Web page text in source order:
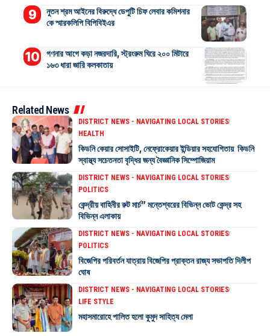
নুতন শ্রম আইনের বিরুদ্ধে ডেপুটি চিফ লেবার কমিশনার
কে স্মারকলিপি বিপিবিইএর
গণনার আগে কড়া নজরদারি, স্ট্রংরুম ঘিরে ২০০ মিটারে
১৬৩ ধারা জারি কলকাতায়
Related News
DISTRICT NEWS - NAVIGATING LOCAL STORIES
HEALTH
কিডনি কেয়ার সোসাইটি, নেফ্রোকেয়ার ইন্ডিয়ার সহযোগিতায় কিডনি
স্বাস্থ্য সচেতনতা বৃদ্ধির জন্য বৈজ্ঞানিক সিম্পোজিয়াম
DISTRICT NEWS - NAVIGATING LOCAL STORIES
POLITICS
কেন্দ্রীয় বাহিনীর রুট মার্চ” মন্তেশ্বরের বিভিন্ন ভোট কেন্দ্র সহ
বিভিন্ন এলাকায়
DISTRICT NEWS - NAVIGATING LOCAL STORIES
POLITICS
বিজেপির পরিবর্তন যাত্রায় বিজেপির প্রাক্তন রাজ্য সভাপতি দিলীপ
ঘোষ
DISTRICT NEWS - NAVIGATING LOCAL STORIES
LIFE STYLE
মহাসমারোহে পালিত হলো কুমুদ সাহিত্য মেলা